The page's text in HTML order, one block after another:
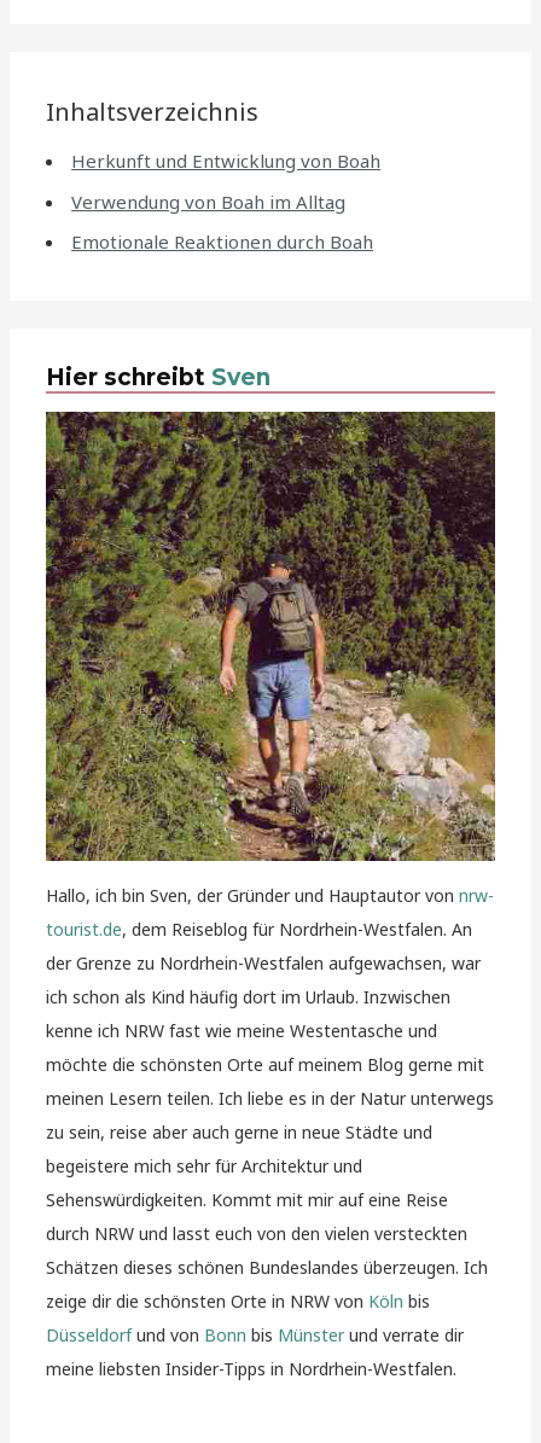
Inhaltsverzeichnis
Herkunft und Entwicklung von Boah
Verwendung von Boah im Alltag
Emotionale Reaktionen durch Boah
Hier schreibt Sven
Hallo, ich bin Sven, der Gründer und Hauptautor vonnrw-
tourist.de, dem Reiseblog für Nordrhein-Westfalen. An
der Grenze zu Nordrhein-Westfalen aufgewachsen, war
ich schon als Kind häufig dort im Urlaub. Inzwischen
kenne ich NRW fast wie meine Westentasche und
möchte die schönsten Orte auf meinem Blog gerne mit
meinen Lesern teilen. Ich liebe es in der Natur unterwegs
zu sein, reise aber auch gerne in neue Städte und
begeistere mich sehr für Architektur und
Sehenswürdigkeiten. Kommt mit mir auf eine Reise
durch NRW und lasst euch von den vielen versteckten
Schätzen dieses schönen Bundeslandes überzeugen. Ich
zeige dir die schönsten Orte in NRW von Köln bis
Düsseldorfund von Bonn bis Münsterund verrate dir
meine liebsten Insider-Tipps in Nordrhein-Westfalen.